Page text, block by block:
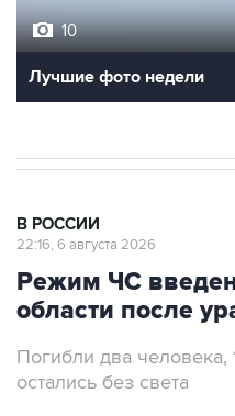
10
Лучшие фото недели
В РОССИИ
22:16, 6 августа 2026
Режим ЧС
области после
Погибли два человека,
остались без света